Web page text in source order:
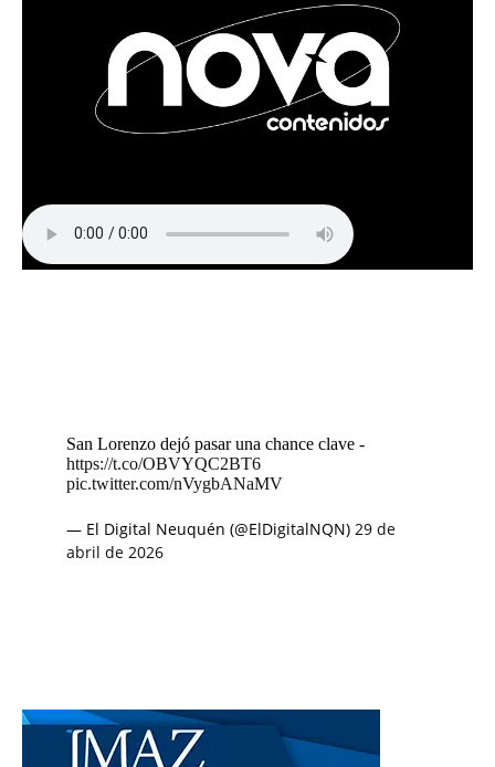
San Lorenzo dejó pasar una chance clave -
https://t.co/OBVYQC2BT6
pic.twitter.com/nVygbANaMV
— El Digital Neuquén (@ElDigitalNQN) 29 de
abril de 2026